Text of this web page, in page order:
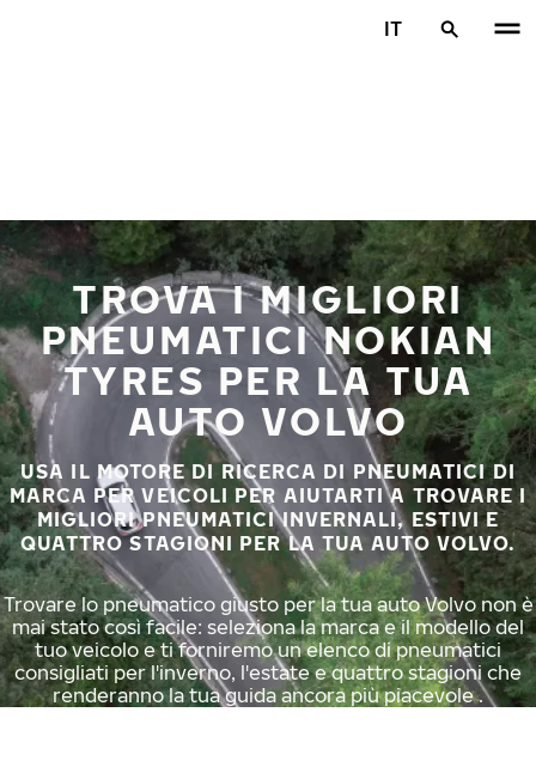
IT
TROVA I MIGLIORI
PNEUMATICI NOKIAN
TYRES PER LA TUA
AUTO VOLVO
USA IL MOTORE DI RICERCA DI PNEUMATICI DI
MARCA PER VEICOLI PER AIUTARTI A TROVARE I
MIGLIORI PNEUMATICI INVERNALI, ESTIVI E
QUATTRO STAGIONI PER LA TUA AUTO VOLVO.
Trovare lo pneumatico giusto per la tua auto Volvo non è
mai stato così facile: seleziona la marca e il modello del
tuo veicolo e ti forniremo un elenco di pneumatici
consigliati per l'inverno, l'estate e quattro stagioni che
renderanno la tua guida ancora più piacevole .